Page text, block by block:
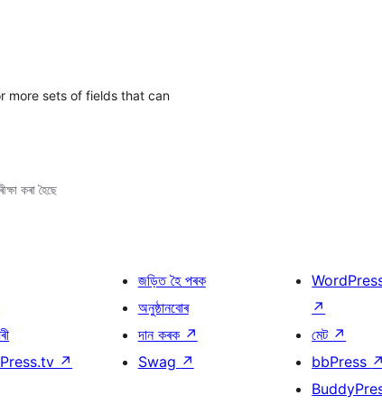
more sets of fields that can
কৰা হৈছে
↗
জড়িত হৈ পৰক
অনুষ্ঠানবোৰ
দান কৰক ↗
Swag ↗
↗
মেট ↗
bbPress ↗